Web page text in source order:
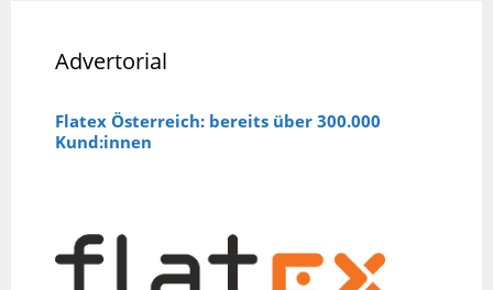
Advertorial
Flatex Österreich: bereits über 300.000
Kund:innen